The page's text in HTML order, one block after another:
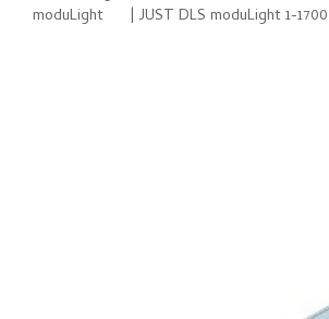
moduLight
|JUST DLS moduLight 1-1700